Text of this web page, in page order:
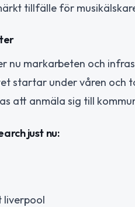
tillfälle för
nu markarbeten och
startar under våren och
att anmäla sig till
just nu:
liverpool